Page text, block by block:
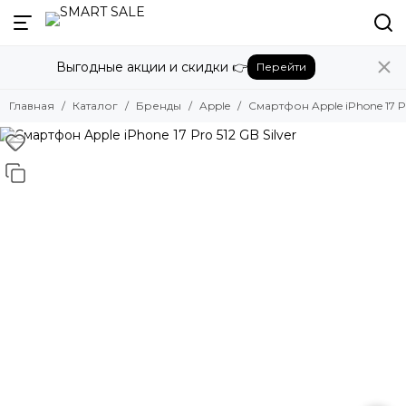
Назад
Бренды
Amazon
Apple
Bose
Выгодные акции и скидки 👉 Перейти
Главная Каталог Бренды Apple Смартфон Apple iPhone 17